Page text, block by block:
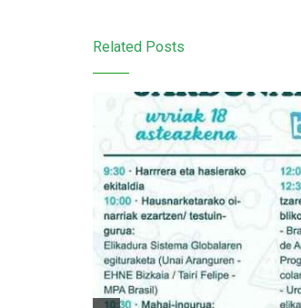
Related Posts